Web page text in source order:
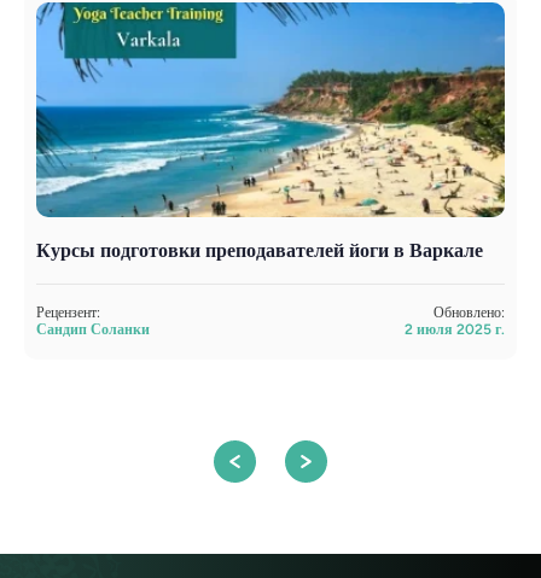
Курсы подготовки преподавателей йоги в Варкале
Рецензент:
Сандип Соланки
Обновлено:
2 июля 2025 г.